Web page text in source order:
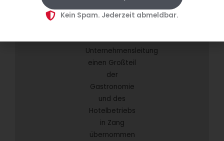
Anna
Andreas
Unternehmensleitung
einen Großteil
der
Gastronomie
und des
Hotelbetriebs
in Zang
übernommen
Kein Spam. Jederzeit abmeldbar.